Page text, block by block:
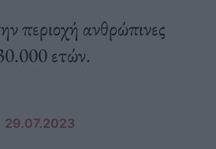
περιοχή ανθρώπινες
ετών.
29.07.2023